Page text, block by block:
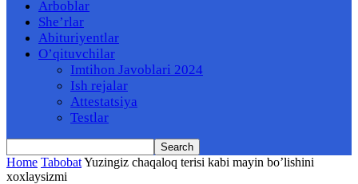
Arboblar
She’rlar
Abituriyentlar
O’qituvchilar
Imtihon Javoblari 2024
Ish rejalar
Attestatsiya
Testlar
Home TabobatYuzingiz chaqaloq terisi kabi mayin bo’lishini
xoxlaysizmi